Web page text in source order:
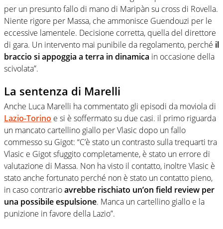
per un presunto fallo di mano di Maripàn su cross di Rovella.
Niente rigore per Massa, che ammonisce Guendouzi per le
eccessive lamentele. Decisione corretta, quella del direttore
di gara. Un intervento mai punibile da regolamento, perché il
braccio si appoggia a terra in dinamica in occasione della
scivolata”.
La sentenza di Marelli
Anche Luca Marelli ha commentato gli episodi da moviola di
Lazio-Torino e si è soffermato su due casi. il primo riguarda
un mancato cartellino giallo per Vlasic dopo un fallo
commesso su Gigot: “C’è stato un contrasto sulla trequarti tra
Vlasic e Gigot sfuggito completamente, è stato un errore di
valutazione di Massa. Non ha visto il contatto, inoltre Vlasic è
stato anche fortunato perché non è stato un contatto pieno,
in caso contrarioavrebbe rischiato un’on field review per
una possibile espulsione. Manca un cartellino giallo e la
punizione in favore della Lazio”.